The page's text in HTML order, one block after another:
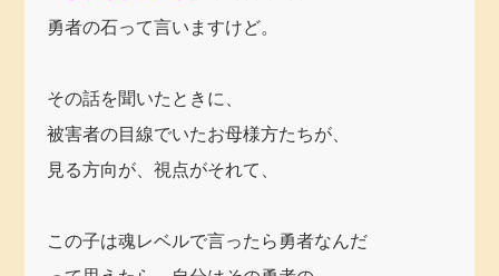
勇者の石って言いますけど。
その話を聞いたときに、
被害者の目線でいたお母様方たちが、
見る方向が、視点がそれて、
この子は魂レベルで言ったら勇者なんだ